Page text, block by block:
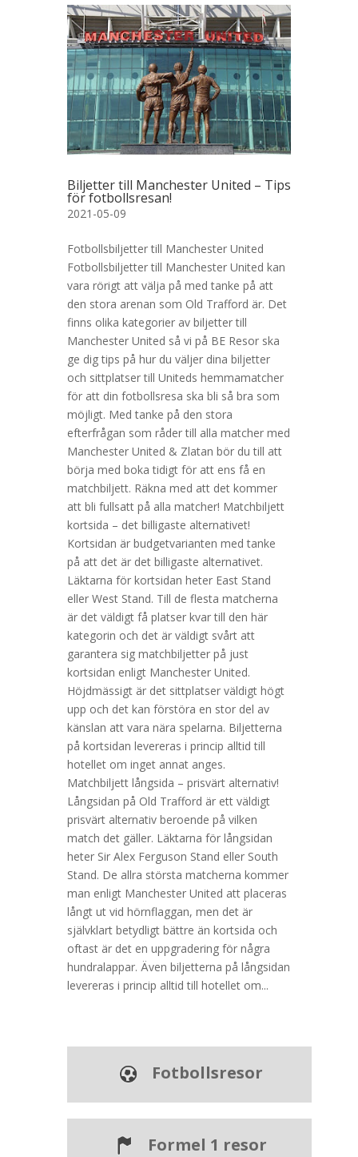
Biljetter till Manchester United – Tips
för fotbollsresan!
2021-05-09
Fotbollsbiljetter till Manchester United
Fotbollsbiljetter till Manchester United kan
vara rörigt att välja på med tanke på att
den stora arenan som Old Trafford är. Det
finns olika kategorier av biljetter till
Manchester United så vi på BE Resor ska
ge dig tips på hur du väljer dina biljetter
och sittplatser till Uniteds hemmamatcher
för att din fotbollsresa ska bli så bra som
möjligt. Med tanke på den stora
efterfrågan som råder till alla matcher med
Manchester United & Zlatan bör du till att
börja med boka tidigt för att ens få en
matchbiljett. Räkna med att det kommer
att bli fullsatt på alla matcher! Matchbiljett
kortsida – det billigaste alternativet!
Kortsidan är budgetvarianten med tanke
på att det är det billigaste alternativet.
Läktarna för kortsidan heter East Stand
eller West Stand. Till de flesta matcherna
är det väldigt få platser kvar till den här
kategorin och det är väldigt svårt att
garantera sig matchbiljetter på just
kortsidan enligt Manchester United.
Höjdmässigt är det sittplatser väldigt högt
upp och det kan förstöra en stor del av
känslan att vara nära spelarna. Biljetterna
på kortsidan levereras i princip alltid till
hotellet om inget annat anges.
Matchbiljett långsida – prisvärt alternativ!
Långsidan på Old Trafford är ett väldigt
prisvärt alternativ beroende på vilken
match det gäller. Läktarna för långsidan
heter Sir Alex Ferguson Stand eller South
Stand. De allra största matcherna kommer
man enligt Manchester United att placeras
långt ut vid hörnflaggan, men det är
självklart betydligt bättre än kortsida och
oftast är det en uppgradering för några
hundralappar. Även biljetterna på långsidan
levereras i princip alltid till hotellet om...
Fotbollsresor
Formel 1 resor